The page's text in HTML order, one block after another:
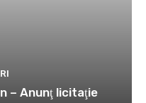
– Anunţ licitaţie